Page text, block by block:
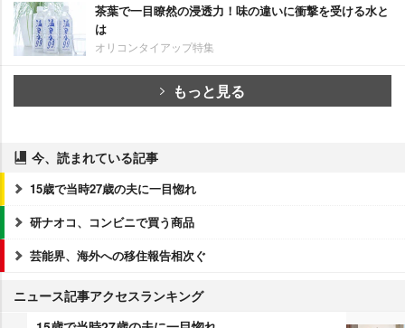
茶葉で一目瞭然の浸透力！味の違いに衝撃を受ける水と
は
オリコンタイアップ特集
もっと見る
今、読まれている記事
15歳で当時27歳の夫に一目惚れ
研ナオコ、コンビニで買う商品
芸能界、海外への移住報告相次ぐ
ニュース記事アクセスランキング